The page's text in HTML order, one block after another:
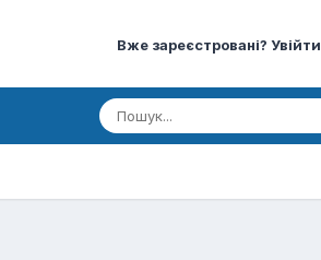
Вже зареєстровані? Увійти